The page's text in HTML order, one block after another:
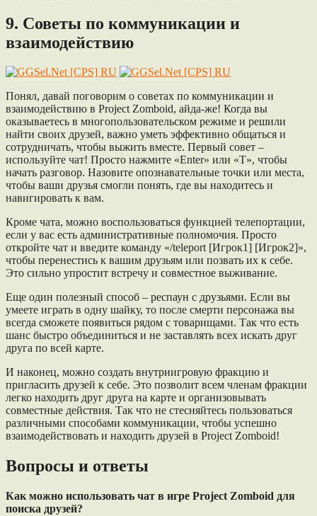
9. Советы по коммуникации и
взаимодействию
Понял, давай поговорим о советах по коммуникации и
взаимодействию в Project Zomboid, айда-же! Когда вы
оказываетесь в многопользовательском режиме и решили
найти своих друзей, важно уметь эффективно общаться и
сотрудничать, чтобы выжить вместе. Первый совет –
используйте чат! Просто нажмите «Enter» или «T», чтобы
начать разговор. Назовите опознавательные точки или места,
чтобы ваши друзья смогли понять, где вы находитесь и
навигировать к вам.
Кроме чата, можно воспользоваться функцией телепортации,
если у вас есть административные полномочия. Просто
откройте чат и введите команду «/teleport [Игрок1] [Игрок2]»,
чтобы перенестись к вашим друзьям или позвать их к себе.
Это сильно упростит встречу и совместное выживание.
Еще один полезный способ – респаун с друзьями. Если вы
умеете играть в одну шайку, то после смерти персонажа вы
всегда сможете появиться рядом с товарищами. Так что есть
шанс быстро объединиться и не заставлять всех искать друг
друга по всей карте.
И наконец, можно создать внутриигровую фракцию и
пригласить друзей к себе. Это позволит всем членам фракции
легко находить друг друга на карте и организовывать
совместные действия. Так что не стесняйтесь пользоваться
различными способами коммуникации, чтобы успешно
взаимодействовать и находить друзей в Project Zomboid!
Вопросы и ответы
Как можно использовать чат в игре Project Zomboid для
поиска друзей?